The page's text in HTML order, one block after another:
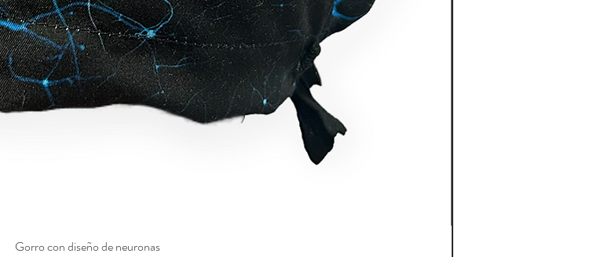
Gorro con diseño de neuronas